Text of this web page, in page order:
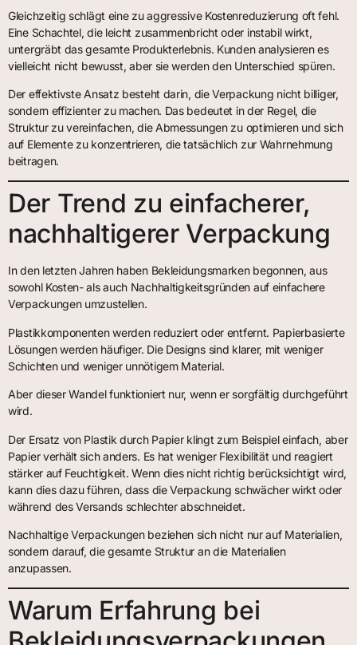
Gleichzeitig schlägt eine zu aggressive Kostenreduzierung oft fehl.
Eine Schachtel, die leicht zusammenbricht oder instabil wirkt,
untergräbt das gesamte Produkterlebnis. Kunden analysieren es
vielleicht nicht bewusst, aber sie werden den Unterschied spüren.
Der effektivste Ansatz besteht darin, die Verpackung nicht billiger,
sondern effizienter zu machen. Das bedeutet in der Regel, die
Struktur zu vereinfachen, die Abmessungen zu optimieren und sich
auf Elemente zu konzentrieren, die tatsächlich zur Wahrnehmung
beitragen.
Der Trend zu einfacherer,
nachhaltigerer Verpackung
In den letzten Jahren haben Bekleidungsmarken begonnen, aus
sowohl Kosten- als auch Nachhaltigkeitsgründen auf einfachere
Verpackungen umzustellen.
Plastikkomponenten werden reduziert oder entfernt. Papierbasierte
Lösungen werden häufiger. Die Designs sind klarer, mit weniger
Schichten und weniger unnötigem Material.
Aber dieser Wandel funktioniert nur, wenn er sorgfältig durchgeführt
wird.
Der Ersatz von Plastik durch Papier klingt zum Beispiel einfach, aber
Papier verhält sich anders. Es hat weniger Flexibilität und reagiert
stärker auf Feuchtigkeit. Wenn dies nicht richtig berücksichtigt wird,
kann dies dazu führen, dass die Verpackung schwächer wirkt oder
während des Versands schlechter abschneidet.
Nachhaltige Verpackungen beziehen sich nicht nur auf Materialien,
sondern darauf, die gesamte Struktur an die Materialien
anzupassen.
Warum Erfahrung bei